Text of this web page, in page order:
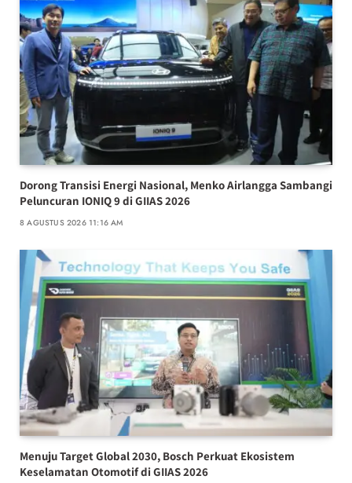
Dorong Transisi Energi Nasional, Menko Airlangga Sambangi
Peluncuran IONIQ 9 di GIIAS 2026
8 AGUSTUS 2026 11:16 AM
Menuju Target Global 2030, Bosch Perkuat Ekosistem
Keselamatan Otomotif di GIIAS 2026